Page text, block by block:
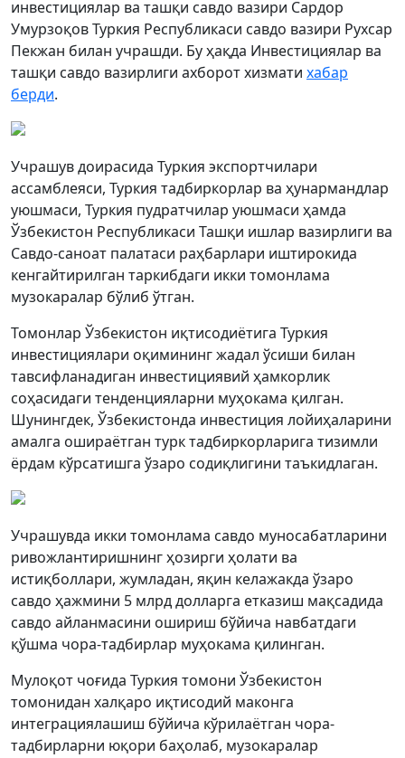
инвестициялар ва ташқи савдо вазири Сардор
Умурзоқов Туркия Республикаси савдо вазири Рухсар
Пекжан билан учрашди. Бу ҳақда Инвестициялар ва
ташқи савдо вазирлиги ахборот хизмати хабар
берди.
Учрашув доирасида Туркия экспортчилари
ассамблеяси, Туркия тадбиркорлар ва ҳунармандлар
уюшмаси, Туркия пудратчилар уюшмаси ҳамда
Ўзбекистон Республикаси Ташқи ишлар вазирлиги ва
Савдо-саноат палатаси раҳбарлари иштирокида
кенгайтирилган таркибдаги икки томонлама
музокаралар бўлиб ўтган.
Томонлар Ўзбекистон иқтисодиётига Туркия
инвестициялари оқимининг жадал ўсиши билан
тавсифланадиган инвестициявий ҳамкорлик
соҳасидаги тенденцияларни муҳокама қилган.
Шунингдек, Ўзбекистонда инвестиция лойиҳаларини
амалга ошираётган турк тадбиркорларига тизимли
ёрдам кўрсатишга ўзаро содиқлигини таъкидлаган.
Учрашувда икки томонлама савдо муносабатларини
ривожлантиришнинг ҳозирги ҳолати ва
истиқболлари, жумладан, яқин келажакда ўзаро
савдо ҳажмини 5 млрд долларга етказиш мақсадида
савдо айланмасини ошириш бўйича навбатдаги
қўшма чора-тадбирлар муҳокама қилинган.
Мулоқот чоғида Туркия томони Ўзбекистон
томонидан халқаро иқтисодий маконга
интеграциялашиш бўйича кўрилаётган чора-
тадбирларни юқори баҳолаб, музокаралар